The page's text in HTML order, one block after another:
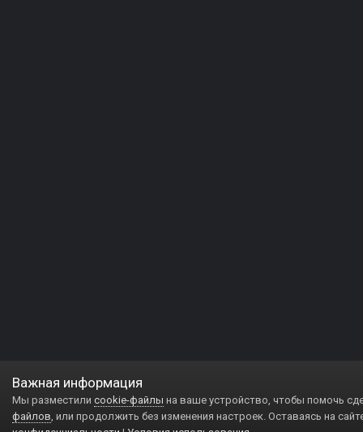
Важная информация
Мы разместили cookie-файлы на ваше устройство, чтобы помочь
файлов, или продолжить без изменения настроек. Оставаясь на